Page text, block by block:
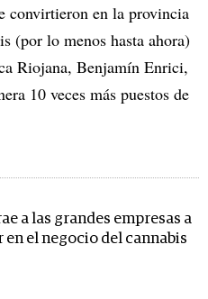
convirtieron en la provincia
(por lo menos hasta ahora)
Riojana, Benjamín Enrici,
10 veces más puestos de
a las grandes empresas a
el negocio del cannabis